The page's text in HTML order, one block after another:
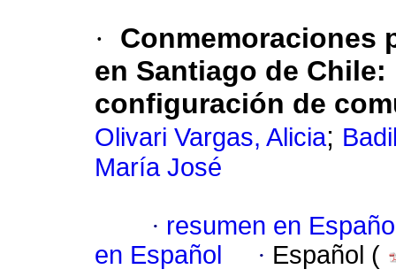
·
Conmemoraciones
en Santiago de
configuración de
Olivari Vargas, Alicia;
María José
· resumen en
en Español
· Español (